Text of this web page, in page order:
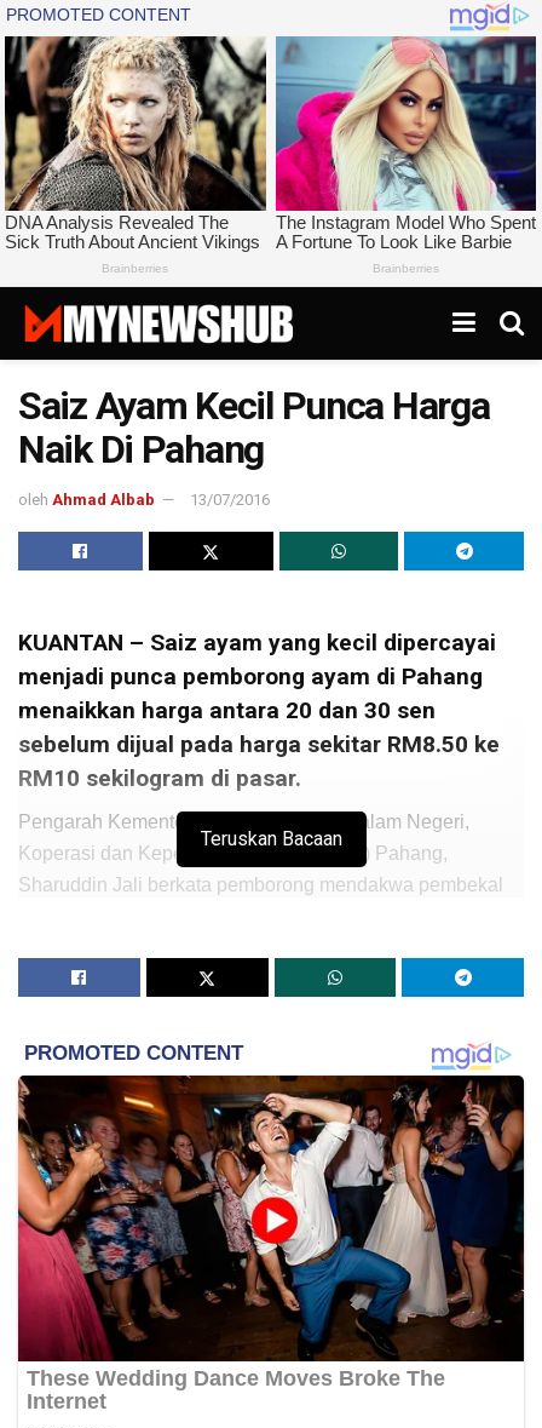
Saiz Ayam Kecil Punca Harga
Naik Di Pahang
oleh Ahmad Albab 13/07/2016
KUANTAN – Saiz ayam yang kecil dipercayai
menjadi punca pemborong ayam di Pahang
menaikkan harga antara 20 dan 30 sen
sebelum dijual pada harga sekitar RM8.50 ke
RM10 sekilogram di pasar.
Pengarah Kementerian Perdagangan Dalam Negeri,
Koperasi dan Kepenggunaan (KPDNKK) Pahang,
Sharuddin Jali berkata pemborong mendakwa pembekal
“Pemborong mendakwa kos proses membersihkan
dalaman meningkat apabila saiz ayam kecil dan ia
perlu diambil kira dalam harga.
“Di Pahang, kita dapati tiada masalah berkaitan kuantiti
atau bekalan ayam, sebaliknya apa yang berlaku ialah
kualiti ayam,”katanya selepas menyertai pemeriksaan
KPDNKK di premis pemborong ayam Syarikat Niaga Maju
Trading di sini, hari ini.
Beliau berkata setakat ini, pihaknya telah memeriksa enam
premis pemborong di sekitar Kuantan dan 30 premis
perniagaan di sekitar Pahang bagi mendapatkan
penjelasan berhubung kenaikan harga ayam.
Teruskan Bacaan